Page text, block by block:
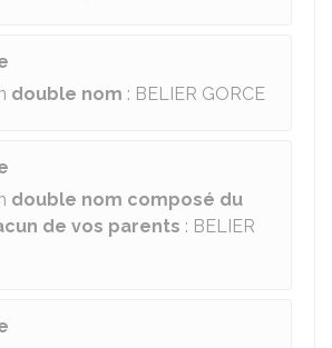
double nom : BELIER GORCE
double nom composé du
de vos parents : BELIER